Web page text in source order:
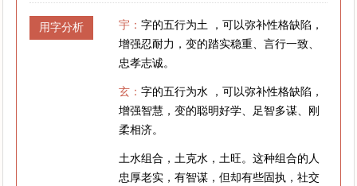
用字分析 宇：字的五行为土 ，可以弥补性格缺陷，
增强忍耐力，变的踏实稳重、言行一致、
忠孝志诚。
玄：字的五行为水 ，可以弥补性格缺陷，
增强智慧，变的聪明好学、足智多谋、刚
柔相济。
土水组合，土克水，土旺。这种组合的人
忠厚老实，有智谋，但却有些固执，社交